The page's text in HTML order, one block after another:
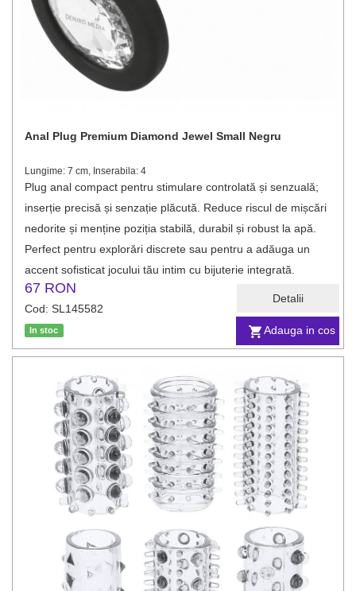
Adauga in cos
Detalii
Anal Plug Premium Diamond Jewel Small Negru
Lungime: 7 cm, Inserabila: 4
Plug anal compact pentru stimulare controlată și senzuală;
inserție precisă și senzație plăcută. Reduce riscul de mișcări
nedorite și menține poziția stabilă, durabil și robust la apă.
Perfect pentru explorări discrete sau pentru a adăuga un
accent sofisticat jocului tău intim cu bijuterie integrată.
67 RON
Cod: SL145582
In stoc